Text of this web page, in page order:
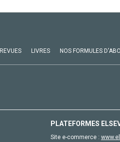
REVUES LIVRES NOS FORMULES
PLATEFORMES
Site e-commerce :